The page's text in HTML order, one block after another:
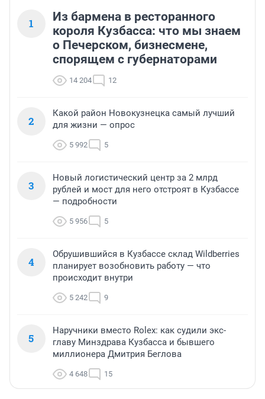
1
Из бармена в ресторанного
короля Кузбасса: что мы знаем
о Печерском, бизнесмене,
спорящем с губернаторами
14 204 12
2
Какой район Новокузнецка самый лучший
для жизни — опрос
5 992 5
3
Новый логистический центр за 2 млрд
рублей и мост для него отстроят в Кузбассе
— подробности
5 956 5
4
Обрушившийся в Кузбассе склад Wildberries
планирует возобновить работу — что
происходит внутри
5 242 9
5
Наручники вместо Rolex: как судили экс-
главу Минздрава Кузбасса и бывшего
миллионера Дмитрия Беглова
4 648 15